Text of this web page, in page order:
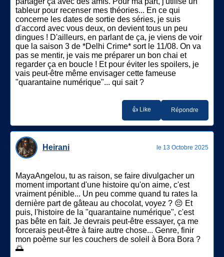
tableur pour recenser mes théories... En ce qui
concerne les dates de sortie des séries, je suis
d'accord avec vous deux, on devient tous un peu
dingues ! D'ailleurs, en parlant de ça, je viens de voir
que la saison 3 de *Delhi Crime* sort le 11/08. On va
pas se mentir, je vais me préparer un bon chai et
regarder ça en boucle ! Et pour éviter les spoilers, je
vais peut-être même envisager cette fameuse
"quarantaine numérique"... qui sait ?
👍 Like Répondre
Heirani le 13 Octobre 2025
MayaAngelou, tu as raison, se faire divulgacher un
moment important d'une histoire qu'on aime, c'est
vraiment pénible... Un peu comme quand tu rates la
dernière part de gâteau au chocolat, voyez ? 😔 Et
puis, l'histoire de la "quarantaine numérique", c'est
pas bête en fait. Je devrais peut-être essayer, ça me
forcerais peut-être à faire autre chose... Genre, finir
mon poème sur les couchers de soleil à Bora Bora ?
🌅